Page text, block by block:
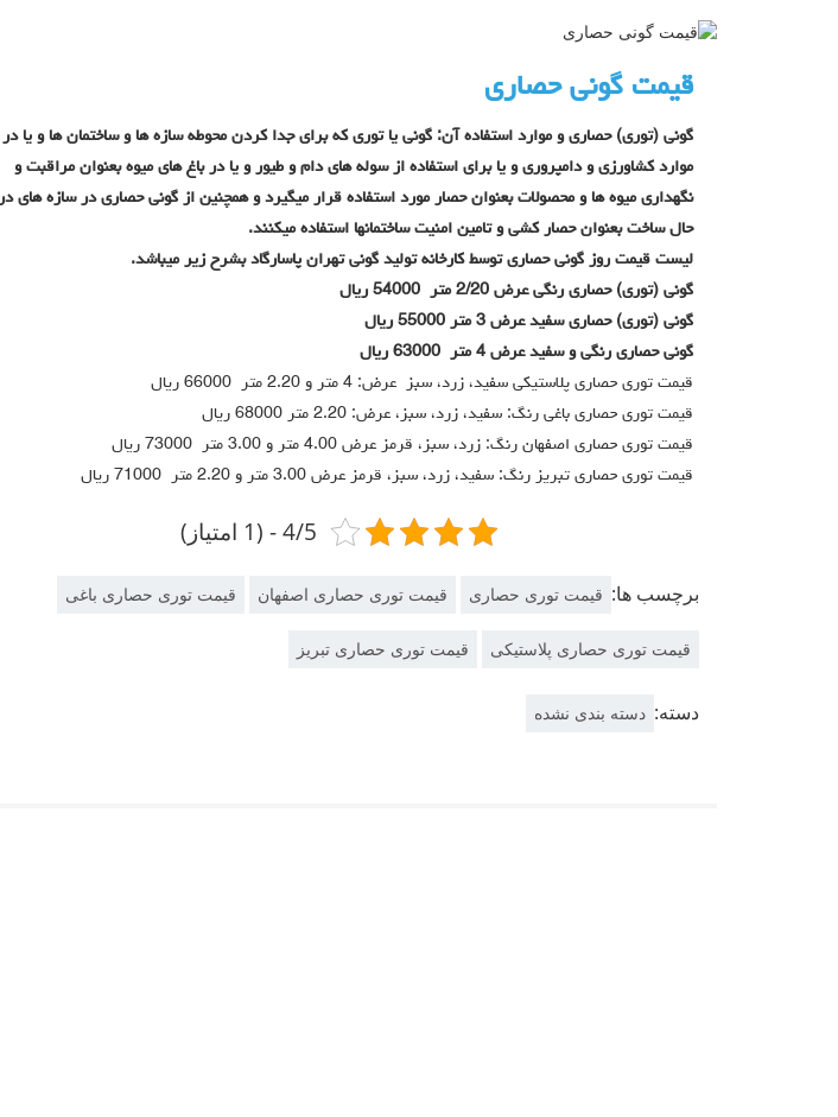
قیمت گونی حصاری
گونی (توری) حصاری و موارد استفاده آن: گونی یا توری که برای جدا کردن محوطه سازه ها و ساختمان ها و یا در
موارد کشاورزی و دامپروری و یا برای استفاده از سوله های دام و طیور و یا در باغ های میوه بعنوان مراقبت و
نگهداری میوه ها و محصولات بعنوان حصار مورد استفاده قرار میگیرد و همچنین از گونی حصاری در سازه های در
حال ساخت بعنوان حصار کشی و تامین امنیت ساختمانها استفاده میکنند.
لیست قیمت روز گونی حصاری توسط کارخانه تولید گونی تهران پاسارگاد بشرح زیر میباشد.
گونی (توری) حصاری رنگی عرض 2/20 متر 54000 ریال
گونی (توری) حصاری سفید عرض 3 متر 55000 ریال
گونی حصاری رنگی و سفید عرض 4 متر 63000 ریال
قیمت توری حصاری پلاستیکی سفید، زرد، سبز عرض: 4 متر و 2.20 متر 66000 ریال
قیمت توری حصاری باغی رنگ: سفید، زرد، سبز، عرض: 2.20 متر 68000 ریال
قیمت توری حصاری اصفهان رنگ: زرد، سبز، قرمز عرض 4.00 متر و 3.00 متر 73000 ریال
قیمت توری حصاری تبریز رنگ: سفید، زرد، سبز، قرمز عرض 3.00 متر و 2.20 متر 71000 ریال
4/5 - (1 امتیاز)
برچسب ها: قیمت توری حصاری قیمت توری حصاری اصفهان قیمت توری حصاری باغی
قیمت توری حصاری پلاستیکی قیمت توری حصاری تبریز
دسته: دسته بندی نشده